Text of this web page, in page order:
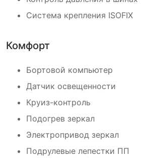
Система крепления ISOFIX
Комфорт
Бортовой компьютер
Датчик освещенности
Круиз-контроль
Подогрев зеркал
Электропривод зеркал
Подрулевые лепестки ПП